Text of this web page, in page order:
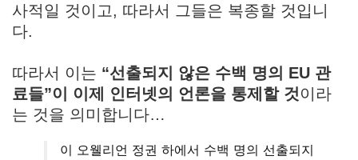
사적일 것이고, 따라서 그들은 복종할 것입니
다.
따라서 이는 “선출되지 않은 수백 명의 EU 관
료들”이 이제 인터넷의 언론을 통제할 것이라
는 것을 의미합니다…
이 오웰리언 정권 하에서 수백 명의 선출되지